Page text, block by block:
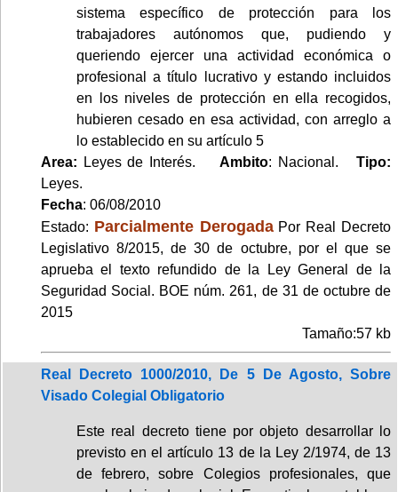
sistema específico de protección para los
trabajadores autónomos que, pudiendo y
queriendo ejercer una actividad económica o
profesional a título lucrativo y estando incluidos
en los niveles de protección en ella recogidos,
hubieren cesado en esa actividad, con arreglo a
lo establecido en su artículo 5
Area: Leyes de Interés.Ambito: Nacional.Tipo:
Leyes.
Fecha: 06/08/2010
Estado: Parcialmente DerogadaPor Real Decreto
Legislativo 8/2015, de 30 de octubre, por el que se
aprueba el texto refundido de la Ley General de la
Seguridad Social. BOE núm. 261, de 31 de octubre de
2015
Tamaño:57 kb
Real Decreto 1000/2010, De 5 De Agosto, Sobre
Visado Colegial Obligatorio
Este real decreto tiene por objeto desarrollar lo
previsto en el artículo 13 de la Ley 2/1974, de 13
de febrero, sobre Colegios profesionales, que